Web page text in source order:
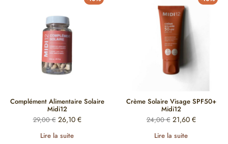
Complément Alimentaire Solaire
Midi12
29,00€ 26,10 €
Lire la suite
Crème Solaire Visage SPF50+
Midi12
24,00€ 21,60 €
Lire la suite